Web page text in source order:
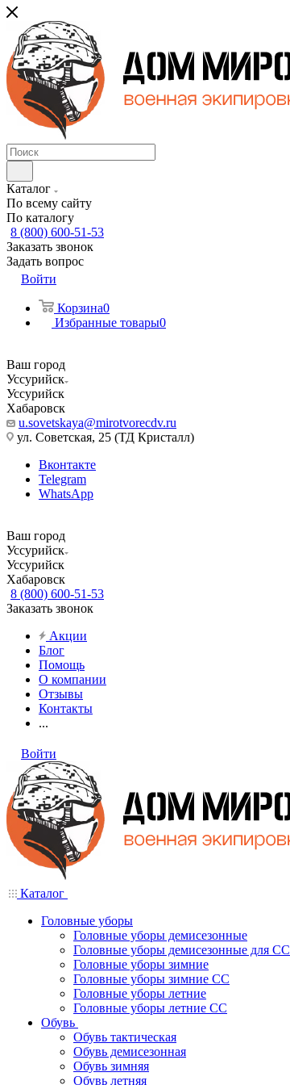
Каталог
По всему сайту
По каталогу
8 (800) 600-51-53
Заказать звонок
Задать вопрос
Войти
Корзина0
Избранные товары0
Ваш город
Уссурийск
Уссурийск
Хабаровск
u.sovetskaya@mirotvorecdv.ru
ул. Советская, 25 (ТД Кристалл)
Вконтакте
Telegram
WhatsApp
Ваш город
Уссурийск
Уссурийск
Хабаровск
8 (800) 600-51-53
Заказать звонок
Акции
Блог
Помощь
О компании
Отзывы
Контакты
...
Войти
Каталог
Головные уборы
Головные уборы демисезонные
Головные уборы демисезонные для СС
Головные уборы зимние
Головные уборы зимние СС
Головные уборы летние
Головные уборы летние СС
Обувь
Обувь тактическая
Обувь демисезонная
Обувь зимняя
Обувь летняя